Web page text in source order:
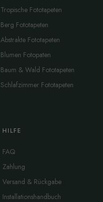
Tropische Fototapeten
Berg Fototapeten
Abstrakte Fototapeten
Blumen Fotopaten
Baum & Wald Fototapeten
Schlafzimmer Fototapeten
HILFE
FAQ
Zahlung
Versand & Rückgabe
Installationshandbuch